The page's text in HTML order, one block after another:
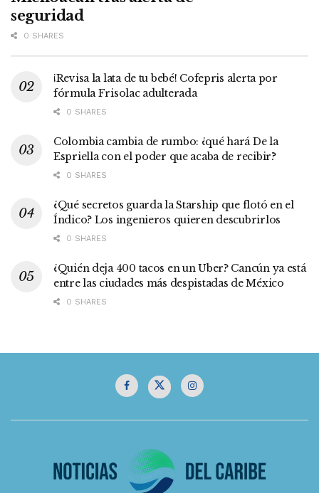
seguridad
0 SHARES
¡Revisa la lata de tu bebé! Cofepris alerta por
fórmula Frisolac adulterada
0 SHARES
Colombia cambia de rumbo: ¿qué hará De la
Espriella con el poder que acaba de recibir?
0 SHARES
¿Qué secretos guarda la Starship que flotó en el
Índico? Los ingenieros quieren descubrirlos
0 SHARES
¿Quién deja 400 tacos en un Uber? Cancún ya está
entre las ciudades más despistadas de México
0 SHARES